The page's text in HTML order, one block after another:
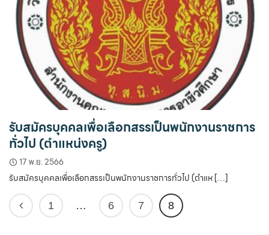
รับสมัครบุคคลเพื่อเลือกสรรเป็นพนักงานราชการ
ทั่วไป (ตำแหน่งครู)
17 พ.ย. 2566
รับสมัครบุคคลเพื่อเลือกสรรเป็นพนักงานราชการทั่วไป (ตำแห […]
1 … 6 7 8